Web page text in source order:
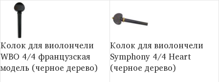
Колок для виолончели
WBO 4/4 французская
модель (черное дерево)
Колок для виолончели
Symphony 4/4 Heart
(черное дерево)